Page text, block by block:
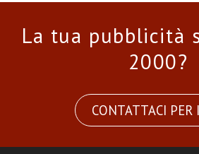
La tua pubblicità
2000?
CONTATTACI PER